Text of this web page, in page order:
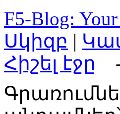
F5-Blog:
Սկիզբ |
Հիշել էջը